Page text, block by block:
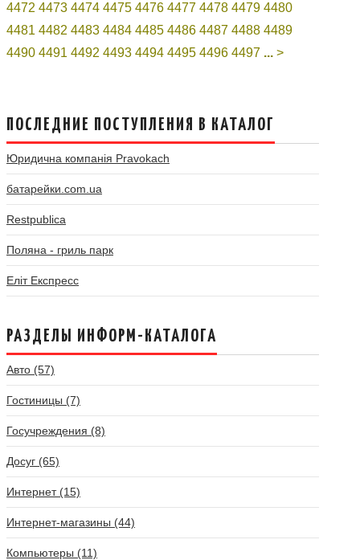
4472 4473 4474 4475 4476 4477 4478 4479 4480
4481 4482 4483 4484 4485 4486 4487 4488 4489
4490 4491 4492 4493 4494 4495 4496 4497 ... >
ПОСЛЕДНИЕ ПОСТУПЛЕНИЯ В КАТАЛОГ
Юридична компанія Pravokach
батарейки.com.ua
Restpublica
Поляна - гриль парк
Еліт Експресс
РАЗДЕЛЫ ИНФОРМ-КАТАЛОГА
Авто (57)
Гостиницы (7)
Госучреждения (8)
Досуг (65)
Интернет (15)
Интернет-магазины (44)
Компьютеры (11)